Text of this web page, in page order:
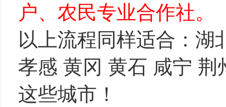
户、农民专业合作社。
以上流程同样适合：湖
孝感 黄冈 黄石 咸宁
这些城市！